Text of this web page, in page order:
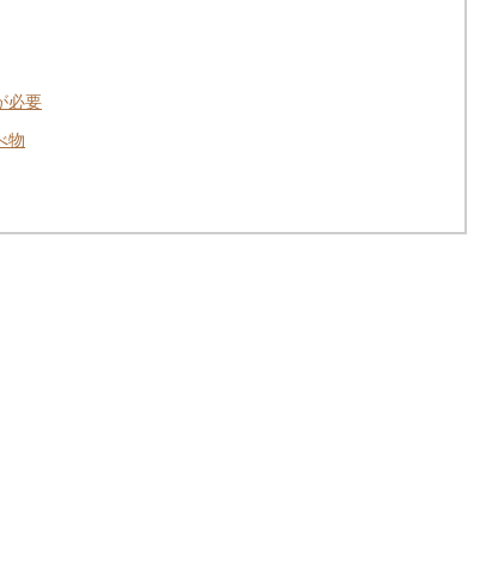
必要
物